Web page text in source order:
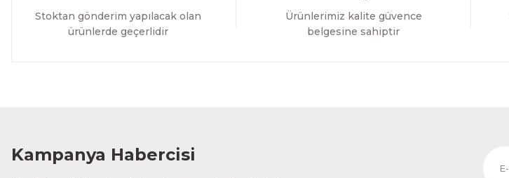
Stoktan gönderim yapılacak olan
ürünlerde geçerlidir
Ürünlerimiz kalite güvence
belgesine sahiptir
Kampanya Habercisi